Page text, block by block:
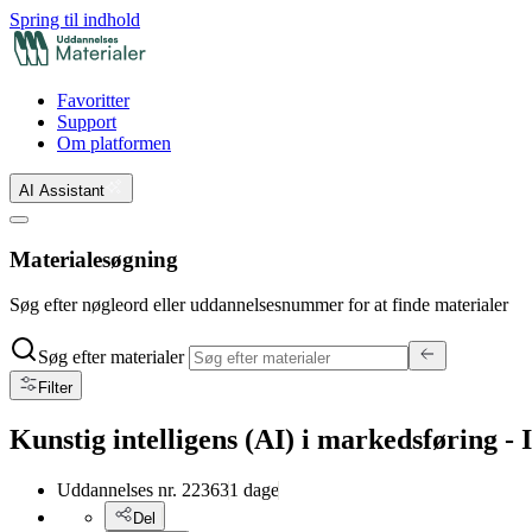
Spring til indhold
Favoritter
Support
Om platformen
AI Assistant
Materialesøgning
Søg efter nøgleord eller uddannelsesnummer for at finde materialer
Søg efter materialer
Filter
Kunstig intelligens (AI) i markedsføring -
Uddannelses nr. 223631 dage
Del